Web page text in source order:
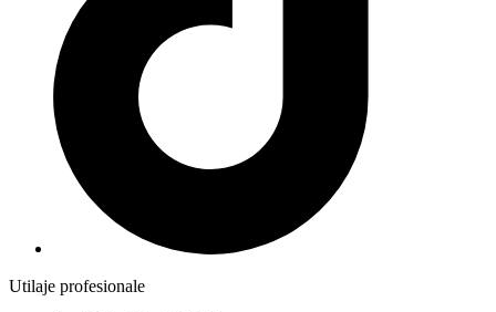
Utilaje profesionale